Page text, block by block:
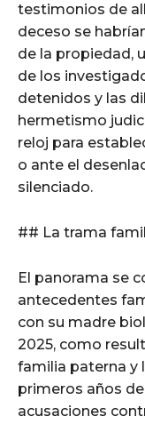
testimonios de
deceso se
de la propiedad,
de los
detenidos y las
hermetismo
reloj para
o ante el
silenciado.
## La trama
El panorama se
antecedentes
con su madre
2025, como
familia paterna y
primeros años
acusaciones